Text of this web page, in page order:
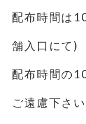
配布時間は
舗入口にて)
配布時間の
ご遠慮下さい